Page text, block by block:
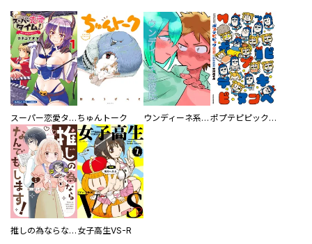
スーパー恋愛タイム！～現場でドＳな彼女は自宅でデレる～ ちゅんトーク ウンディーネ系彼氏 ポプテピピック SEASON EIGHT
推しの為ならなんでもします！ 女子高生VS-R